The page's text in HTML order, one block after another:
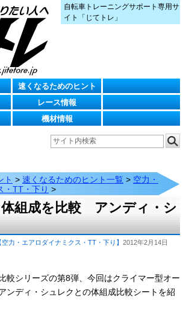
自転車トレーニングサポート専用サ
イト「じてトレ」
速くなるためのヒント
レース情報
機材情報
ト > 速くなるためのヒント一覧 > 空力・
・TT・下り >
組成を比較 アンディ・シ
空力・エアロダイナミクス・TT・下り】 2012年2月14日
較シリーズの第8弾、今回はクライマー型オー
ンディ・シュレクとの体組成比較シートを紹